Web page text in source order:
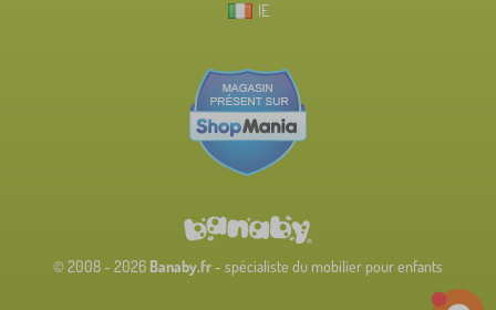
IE
© 2008 - 2026 Banaby.fr- spécialiste du mobilier pour enfants